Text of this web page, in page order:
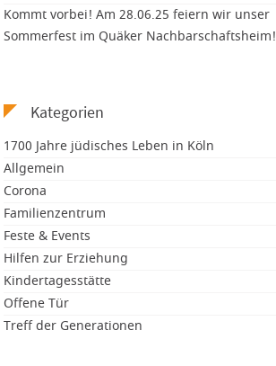
Kommt vorbei! Am 28.06.25 feiern wir unser
Sommerfest im Quäker Nachbarschaftsheim!
Kategorien
1700 Jahre jüdisches Leben in Köln
Allgemein
Corona
Familienzentrum
Feste & Events
Hilfen zur Erziehung
Kindertagesstätte
Offene Tür
Treff der Generationen